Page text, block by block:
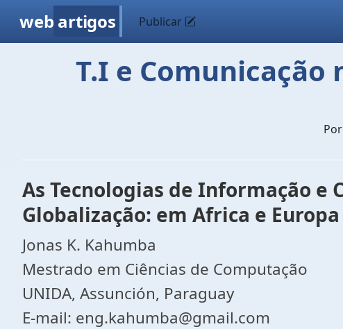
web artigos Publicar
T.I e Comunicação
Por
As Tecnologias de Informação e
Globalização: em Africa e Europa
Jonas K. Kahumba
Mestrado em Ciências de Computação
UNIDA, Assunción, Paraguay
E-mail: eng.kahumba@gmail.com